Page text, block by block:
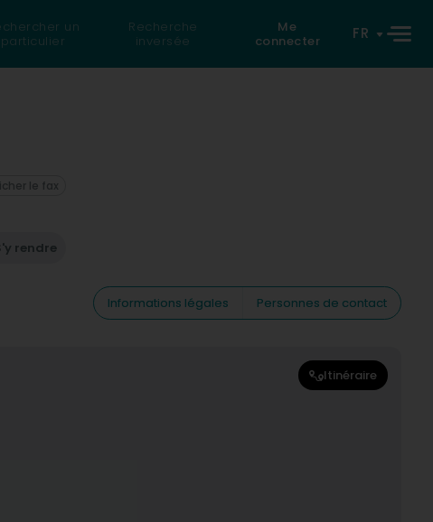
un
particulier
Recherche
inversée
Me
connecter
FR
rendre
le fax
Informations légales
Personnes de contact
Itinéraire